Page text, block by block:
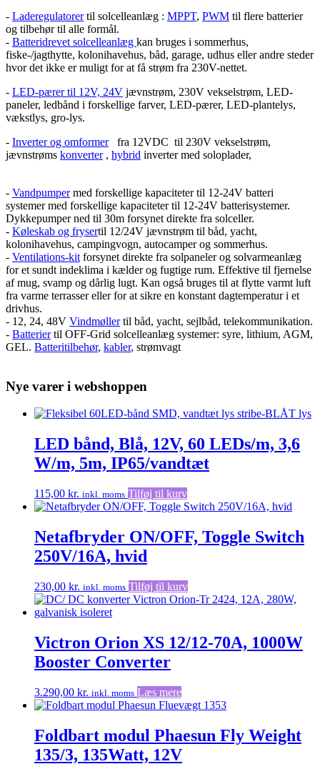
- Laderegulatorertil solcelleanlæg : MPPT, PWM til flere batterier
og tilbehør til alle formål.
- Batteridrevet solcelleanlæg kan bruges i sommerhus,
fiske-/jagthytte, kolonihavehus, båd, garage, udhus eller andre steder
hvor det ikke er muligt for at få strøm fra 230V-nettet.
- LED-pærer til 12V, 24V jævnstrøm, 230V vekselstrøm, LED-
paneler, ledbånd i forskellige farver, LED-pærer, LED-plantelys,
vækstlys, gro-lys.
- Inverter og omformerfra 12VDC til 230V vekselstrøm,
jævnstrøms konverter, hybrid inverter med soloplader,
- Vandpumpermed forskellige kapaciteter til 12-24V batteri
systemer med forskellige kapaciteter til 12-24V batterisystemer.
Dykkepumper ned til 30m forsynet direkte fra solceller.
- Køleskab og frysertil 12/24V jævnstrøm til båd, yacht,
kolonihavehus, campingvogn, autocamper og sommerhus.
- Ventilations-kit forsynet direkte fra solpaneler og solvarmeanlæg
for et sundt indeklima i kælder og fugtige rum. Effektive til fjernelse
af mug, svamp og dårlig lugt. Kan også bruges til at flytte varmt luft
fra varme terrasser eller for at sikre en konstant dagtemperatur i et
drivhus.
- 12, 24, 48V Vindmøllertil båd, yacht, sejlbåd, telekommunikation.
- Batteriertil OFF-Grid solcelleanlæg systemer: syre, lithium, AGM,
GEL. Batteritilbehør, kabler, strømvagt
Nye varer i webshoppen
LED bånd, Blå, 12V, 60 LEDs/m, 3,6
W/m, 5m, IP65/vandtæt
115,00 kr. inkl. moms Tilføj til kurv
Netafbryder ON/OFF, Toggle Switch
250V/16A, hvid
230,00 kr. inkl. moms Tilføj til kurv
Victron Orion XS 12/12-70A, 1000W
Booster Converter
3.290,00 kr. inkl. moms Læs mere
Foldbart modul Phaesun Fly Weight
135/3, 135Watt, 12V